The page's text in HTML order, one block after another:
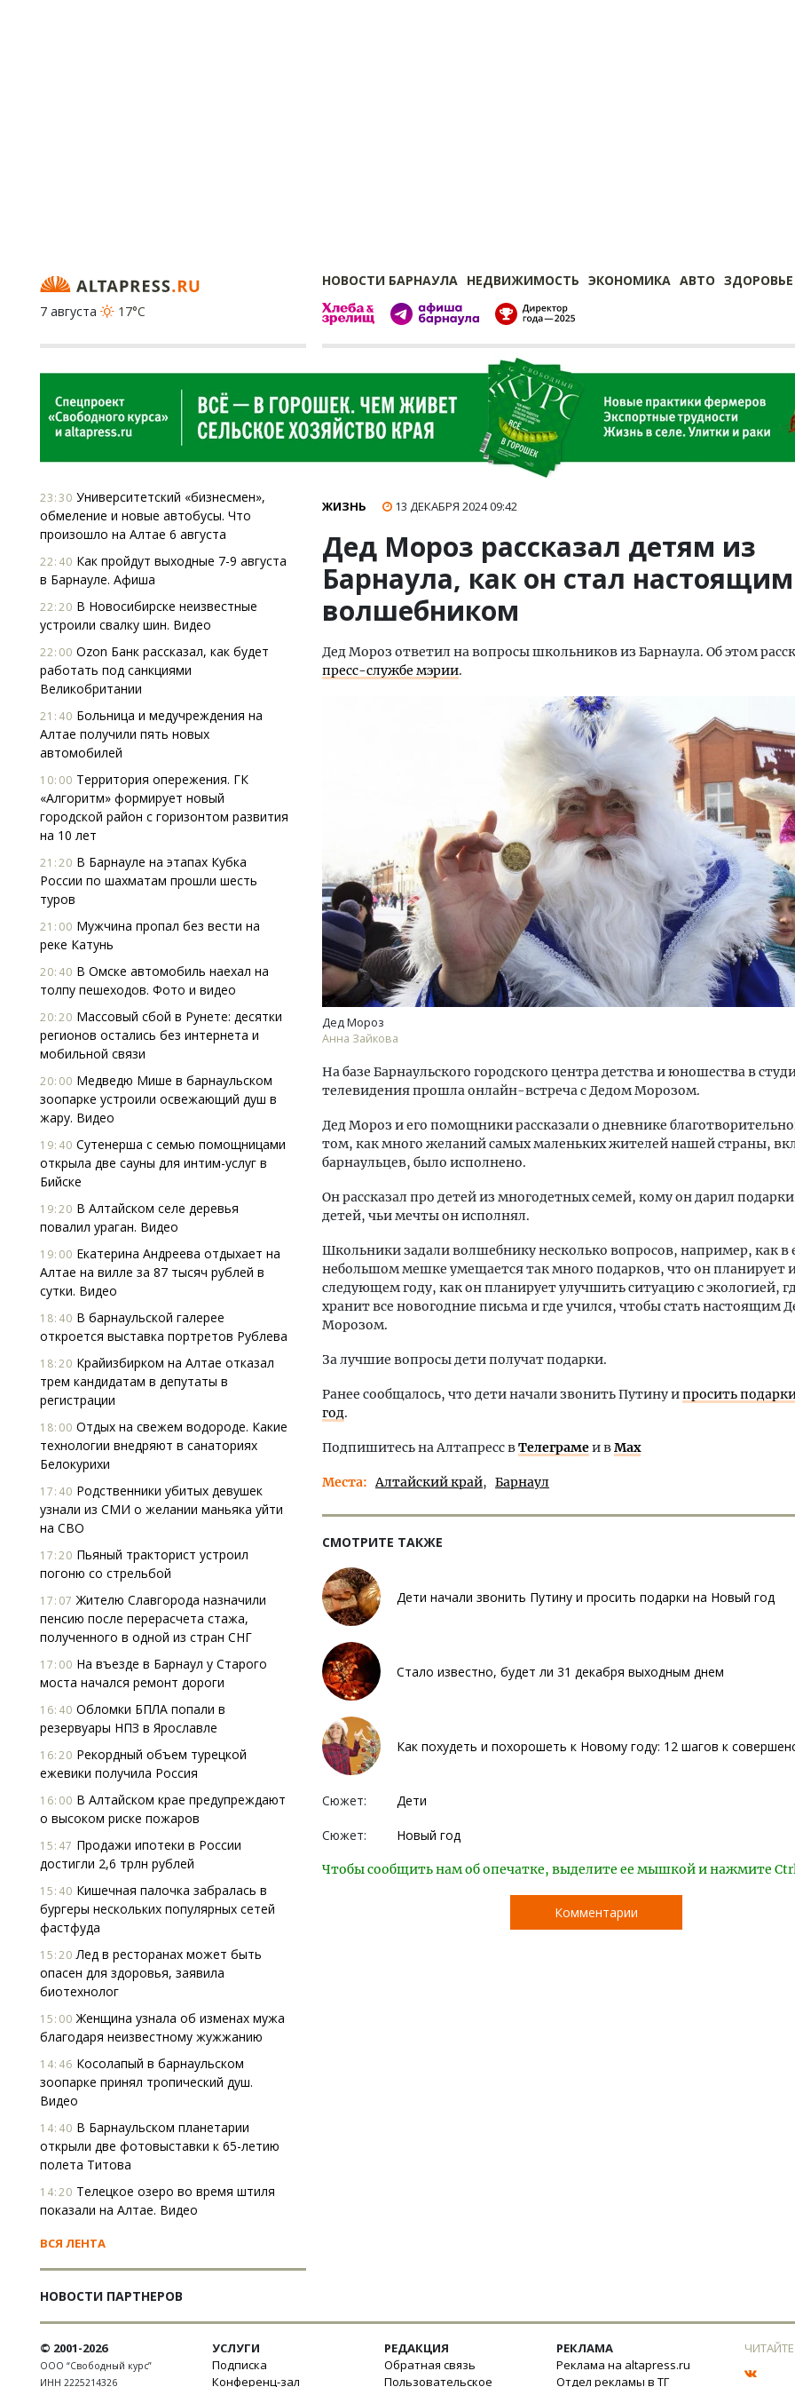
НОВОСТИ БАРНАУЛА НЕДВИЖИМОСТЬ ЭКОНОМИКА АВТО ЗДОРОВЬЕ
7 августа
17°C
23:30 Университетский «бизнесмен»,
обмеление и новые автобусы. Что
произошло на Алтае 6 августа
22:40 Как пройдут выходные 7-9 августа
в Барнауле. Афиша
22:20 В Новосибирске неизвестные
устроили свалку шин. Видео
22:00 Ozon Банк рассказал, как будет
работать под санкциями
Великобритании
21:40 Больница и медучреждения на
Алтае получили пять новых
автомобилей
10:00 Территория опережения. ГК
«Алгоритм» формирует новый
городской район с горизонтом развития
на 10 лет
21:20 В Барнауле на этапах Кубка
России по шахматам прошли шесть
туров
21:00 Мужчина пропал без вести на
реке Катунь
20:40 В Омске автомобиль наехал на
толпу пешеходов. Фото и видео
20:20 Массовый сбой в Рунете: десятки
регионов остались без интернета и
мобильной связи
20:00 Медведю Мише в барнаульском
зоопарке устроили освежающий душ в
жару. Видео
19:40 Сутенерша с семью помощницами
открыла две сауны для интим-услуг в
Бийске
19:20 В Алтайском селе деревья
повалил ураган. Видео
19:00 Екатерина Андреева отдыхает на
Алтае на вилле за 87 тысяч рублей в
сутки. Видео
18:40 В барнаульской галерее
откроется выставка портретов Рублева
18:20 Крайизбирком на Алтае отказал
трем кандидатам в депутаты в
регистрации
18:00 Отдых на свежем водороде. Какие
технологии внедряют в санаториях
Белокурихи
17:40 Родственники убитых девушек
узнали из СМИ о желании маньяка уйти
на СВО
17:20 Пьяный тракторист устроил
погоню со стрельбой
17:07 Жителю Славгорода назначили
пенсию после перерасчета стажа,
полученного в одной из стран СНГ
17:00 На въезде в Барнаул у Старого
моста начался ремонт дороги
16:40 Обломки БПЛА попали в
резервуары НПЗ в Ярославле
16:20 Рекордный объем турецкой
ежевики получила Россия
16:00 В Алтайском крае предупреждают
о высоком риске пожаров
15:47 Продажи ипотеки в России
достигли 2,6 трлн рублей
15:40 Кишечная палочка забралась в
бургеры нескольких популярных сетей
фастфуда
15:20 Лед в ресторанах может быть
опасен для здоровья, заявила
биотехнолог
15:00 Женщина узнала об изменах мужа
благодаря неизвестному жужжанию
14:46 Косолапый в барнаульском
зоопарке принял тропический душ.
Видео
14:40 В Барнаульском планетарии
открыли две фотовыставки к 65-летию
полета Титова
14:20 Телецкое озеро во время штиля
показали на Алтае. Видео
ВСЯ ЛЕНТА
НОВОСТИ ПАРТНЕРОВ
ЖИЗНЬ 13 ДЕКАБРЯ 202409:42
Дед Мороз рассказал детям из
Барнаула, как он стал настоящим
волшебником
Дед Мороз ответил на вопросы школьников из Барнаула. Об этом
пресс-службе мэрии.
Дед Мороз
Анна Зайкова
На базе Барнаульского городского центра детства и юношества в
телевидения прошла онлайн-встреча с Дедом Морозом.
Дед Мороз и его помощники рассказали о дневнике
том, как много желаний самых маленьких жителей нашей страны,
барнаульцев, было исполнено.
Он рассказал про детей из многодетных семей, кому он дарил
детей, чьи мечты он исполнял.
Школьники задали волшебнику несколько вопросов, например, как в
небольшом мешке умещается так много подарков, что он планирует
следующем году, как он планирует улучшить ситуацию с экологией,
хранит все новогодние письма и где учился, чтобы стать настоящим
Морозом.
За лучшие вопросы дети получат подарки.
Ранее сообщалось, что дети начали звонить Путину ипросить
год.
Подпишитесь на Алтапресс вТелеграмеи вMax
Места Алтайский край Барнаул
СМОТРИТЕ ТАКЖЕ
Дети начали звонить Путину и просить подарки на Новый год
Стало известно, будет ли 31 декабря выходным днем
Как похудеть и похорошеть к Новому году: 12 шагов к
Сюжет: Дети
Сюжет: Новый год
Чтобы сообщить нам об опечатке, выделите ее мышкой и нажмите
Комментарии
Архитектурный код начинается с
земли. Мощение крупноформатными
плитами становится новым
стандартом благоустройства
СТРОИТЕЛЬСТВО
Смелость архитектурных
Генеральный директор
ЗИАС — об эстетике
трендах в фасадах и
© 2001-2026
ООО “Свободный курс”
ИНН 2225214326
УСЛУГИ
Подписка
Конференц-зал
РЕДАКЦИЯ
Обратная связь
Пользовательское
РЕКЛАМА
Реклама на altapress.ru
Отдел рекламы в ТГ